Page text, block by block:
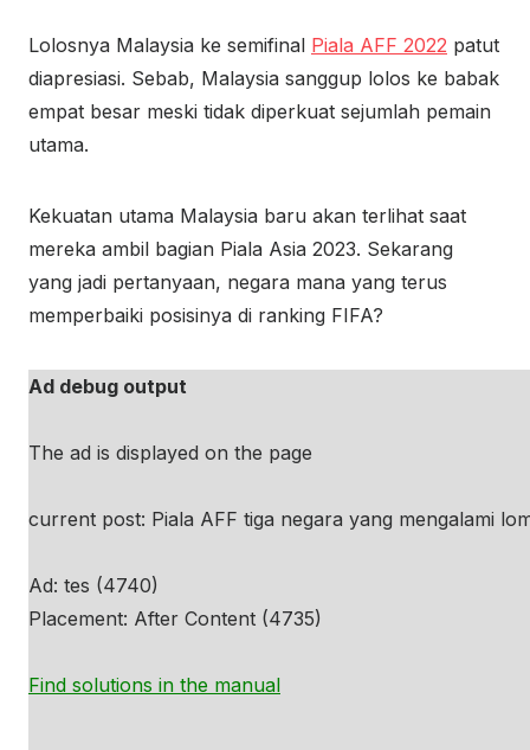
Lolosnya Malaysia ke semifinal Piala AFF 2022 patut
diapresiasi. Sebab, Malaysia sanggup lolos ke babak
empat besar meski tidak diperkuat sejumlah pemain
utama.
Kekuatan utama Malaysia baru akan terlihat saat
mereka ambil bagian Piala Asia 2023. Sekarang
yang jadi pertanyaan, negara mana yang terus
memperbaiki posisinya di ranking FIFA?
Ad debug output
The ad is displayed on the page
current post: Piala AFF tiga negara yang mengalami
Ad: tes (4740)
Placement: After Content (4735)
Find solutions in the manual